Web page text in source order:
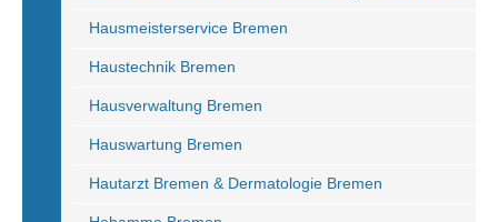
Hausmeisterservice Bremen
Haustechnik Bremen
Hausverwaltung Bremen
Hauswartung Bremen
Hautarzt Bremen & Dermatologie Bremen